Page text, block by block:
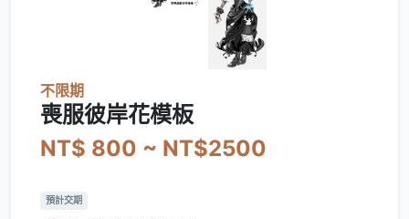
不限期
喪服彼岸花模板
NT$ 800 ~ NT$2500
預計交期